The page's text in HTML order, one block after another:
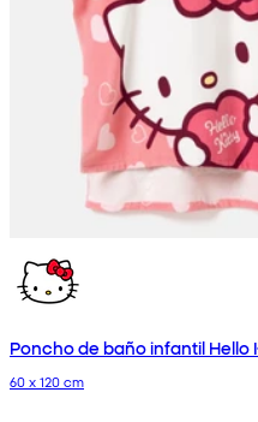
Poncho de baño infantil Hello
60 x 120 cm